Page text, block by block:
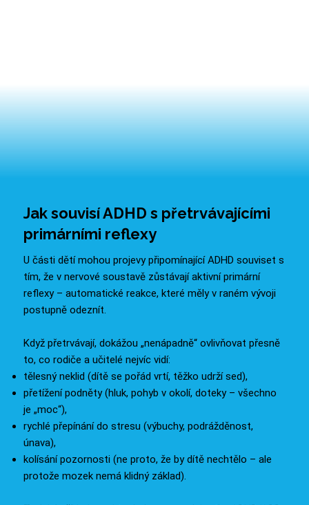
Jak souvisí ADHD s přetrvávajícími
primárními reflexy
U části dětí mohou projevy připomínající ADHD souviset s
tím, že v nervové soustavě zůstávají aktivní primární
reflexy – automatické reakce, které měly v raném vývoji
postupně odeznít.
Když přetrvávají, dokážou „nenápadně“ ovlivňovat přesně
to, co rodiče a učitelé nejvíc vidí:
tělesný neklid (dítě se pořád vrtí, těžko udrží sed),
přetížení podněty (hluk, pohyb v okolí, doteky – všechno
je „moc“),
rychlé přepínání do stresu (výbuchy, podrážděnost,
únava),
kolísání pozornosti (ne proto, že by dítě nechtělo – ale
protože mozek nemá klidný základ).